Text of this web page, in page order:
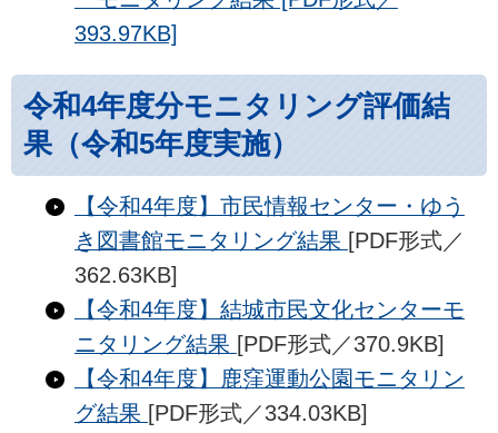
393.97KB]
令和4年度分モニタリング評価結
果（令和5年度実施）
【令和4年度】市民情報センター・ゆう
き図書館モニタリング結果 [PDF形式／
362.63KB]
【令和4年度】結城市民文化センターモ
ニタリング結果 [PDF形式／370.9KB]
【令和4年度】鹿窪運動公園モニタリン
グ結果 [PDF形式／334.03KB]